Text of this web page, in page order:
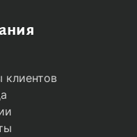
клиентов